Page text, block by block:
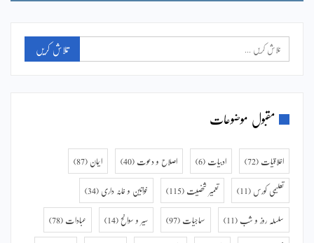
مقبول موضوعات
اخلاقیات (72) ادبیات (6) اصلاح و دعوت (40) ایمان (87)
تعلیمی کورس (11) تعمیر شخصیت (115) خواتین و خانہ داری (34)
سلسلہ روز و شب (11) سماجیات (97) سیر و سوانح (14) عبادات (78)